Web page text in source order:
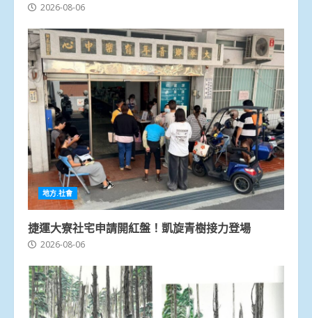
2026-08-06
地方.社會
捷運大寮社宅申請開紅盤！凱旋青樹接力登場
2026-08-06